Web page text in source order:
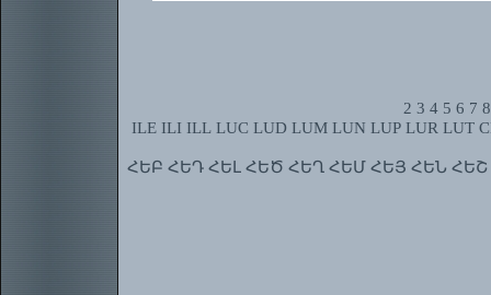
2 3 4 5 6 7 8
ILE ILI ILL LUC LUD LUM LUN LUP LUR LUT
ՀԵԲ ՀԵԴ ՀԵԼ ՀԵԾ ՀԵՂ ՀԵՄ ՀԵՅ ՀԵՆ ՀԵՇ